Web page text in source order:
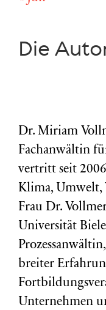
Die
Dr. Miriam
Fachanwältin
vertritt seit
Klima, Umwelt,
Frau Dr.
Universität
breiter
Unternehmen